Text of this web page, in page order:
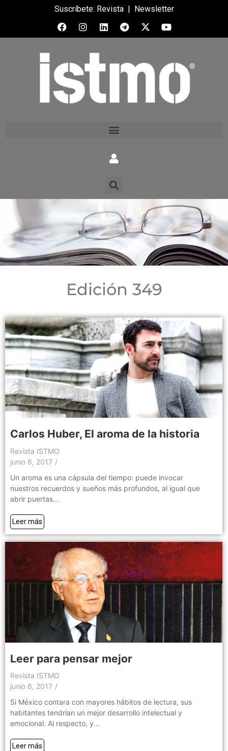
Suscríbete: Revista| Newsletter
Edición 349
Carlos Huber, El aroma de la historia
Revista ISTMO
junio 6, 2017 /
Un aroma es una cápsula del tiempo: puede invocar
nuestros recuerdos y sueños más profundos, al igual que
abrir puertas...
Leer más
Leer para pensar mejor
Revista ISTMO
junio 6, 2017 /
Si México contara con mayores hábitos de lectura, sus
habitantes tendrían un mejor desarrollo intelectual y
emocional. Al respecto, y...
Leer más